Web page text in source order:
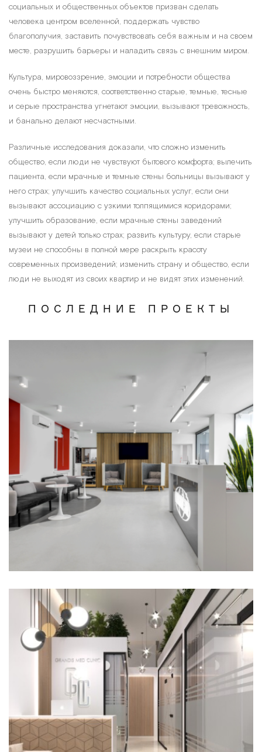
социальных и общественных объектов призван сделать
человека центром вселенной, поддержать чувство
благополучия, заставить почувствовать себя важным и на своем
месте, разрушить барьеры и наладить связь с внешним миром.
Культура, мировоззрение, эмоции и потребности общества
очень быстро меняются, соответственно старые, темные, тесные
и серые пространства угнетают эмоции, вызывают тревожность,
и банально делают несчастными.
Различные исследования доказали, что сложно изменить
общество, если люди не чувствуют бытового комфорта; вылечить
пациента, если мрачные и темные стены больницы вызывают у
него страх; улучшить качество социальных услуг, если они
вызывают ассоциацию с узкими толпящимися коридорами;
улучшить образование, если мрачные стены заведений
вызывают у детей только страх; развить культуру, если старые
музеи не способны в полной мере раскрыть красоту
современных произведений; изменить страну и общество, если
люди не выходят из своих квартир и не видят этих изменений.
ПОСЛЕДНИЕ ПРОЕКТЫ